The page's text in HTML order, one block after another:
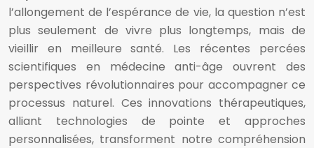
l’allongement de l’espérance de vie, la question n’est
plus seulement de vivre plus longtemps, mais de
vieillir en meilleure santé. Les récentes percées
scientifiques en médecine anti-âge ouvrent des
perspectives révolutionnaires pour accompagner ce
processus naturel. Ces innovations thérapeutiques,
alliant technologies de pointe et approches
personnalisées, transforment notre compréhension